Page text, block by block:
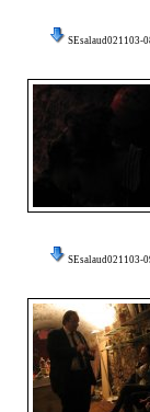
SEsalaud021103-
SEsalaud021103-